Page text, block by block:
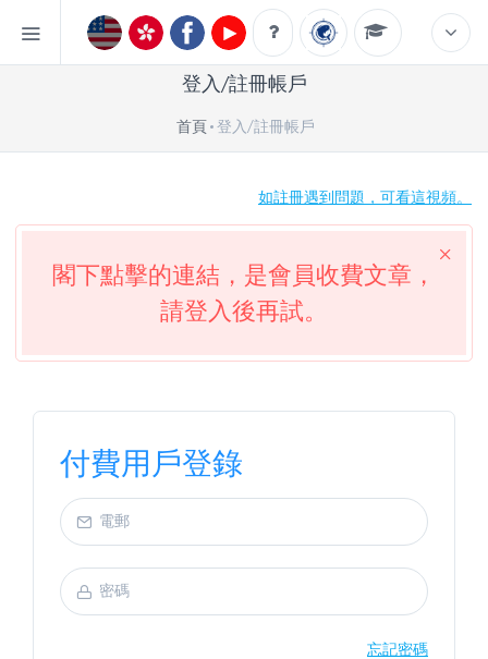
登入/註冊帳戶
首頁 登入/註冊帳戶
如註冊遇到問題，可看這視頻。
閣下點擊的連結，是會員收費文章，
請登入後再試。
付費用戶登錄
忘記密碼